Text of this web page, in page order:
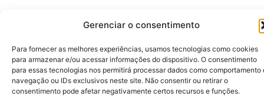
Gerenciar o consentimento
Para fornecer as melhores experiências, usamos tecnologias como cookies
para armazenar e/ou acessar informações do dispositivo. O consentimento
para essas tecnologias nos permitirá processar dados como comportamento
navegação ou IDs exclusivos neste site. Não consentir ou retirar o
consentimento pode afetar negativamente certos recursos e funções.